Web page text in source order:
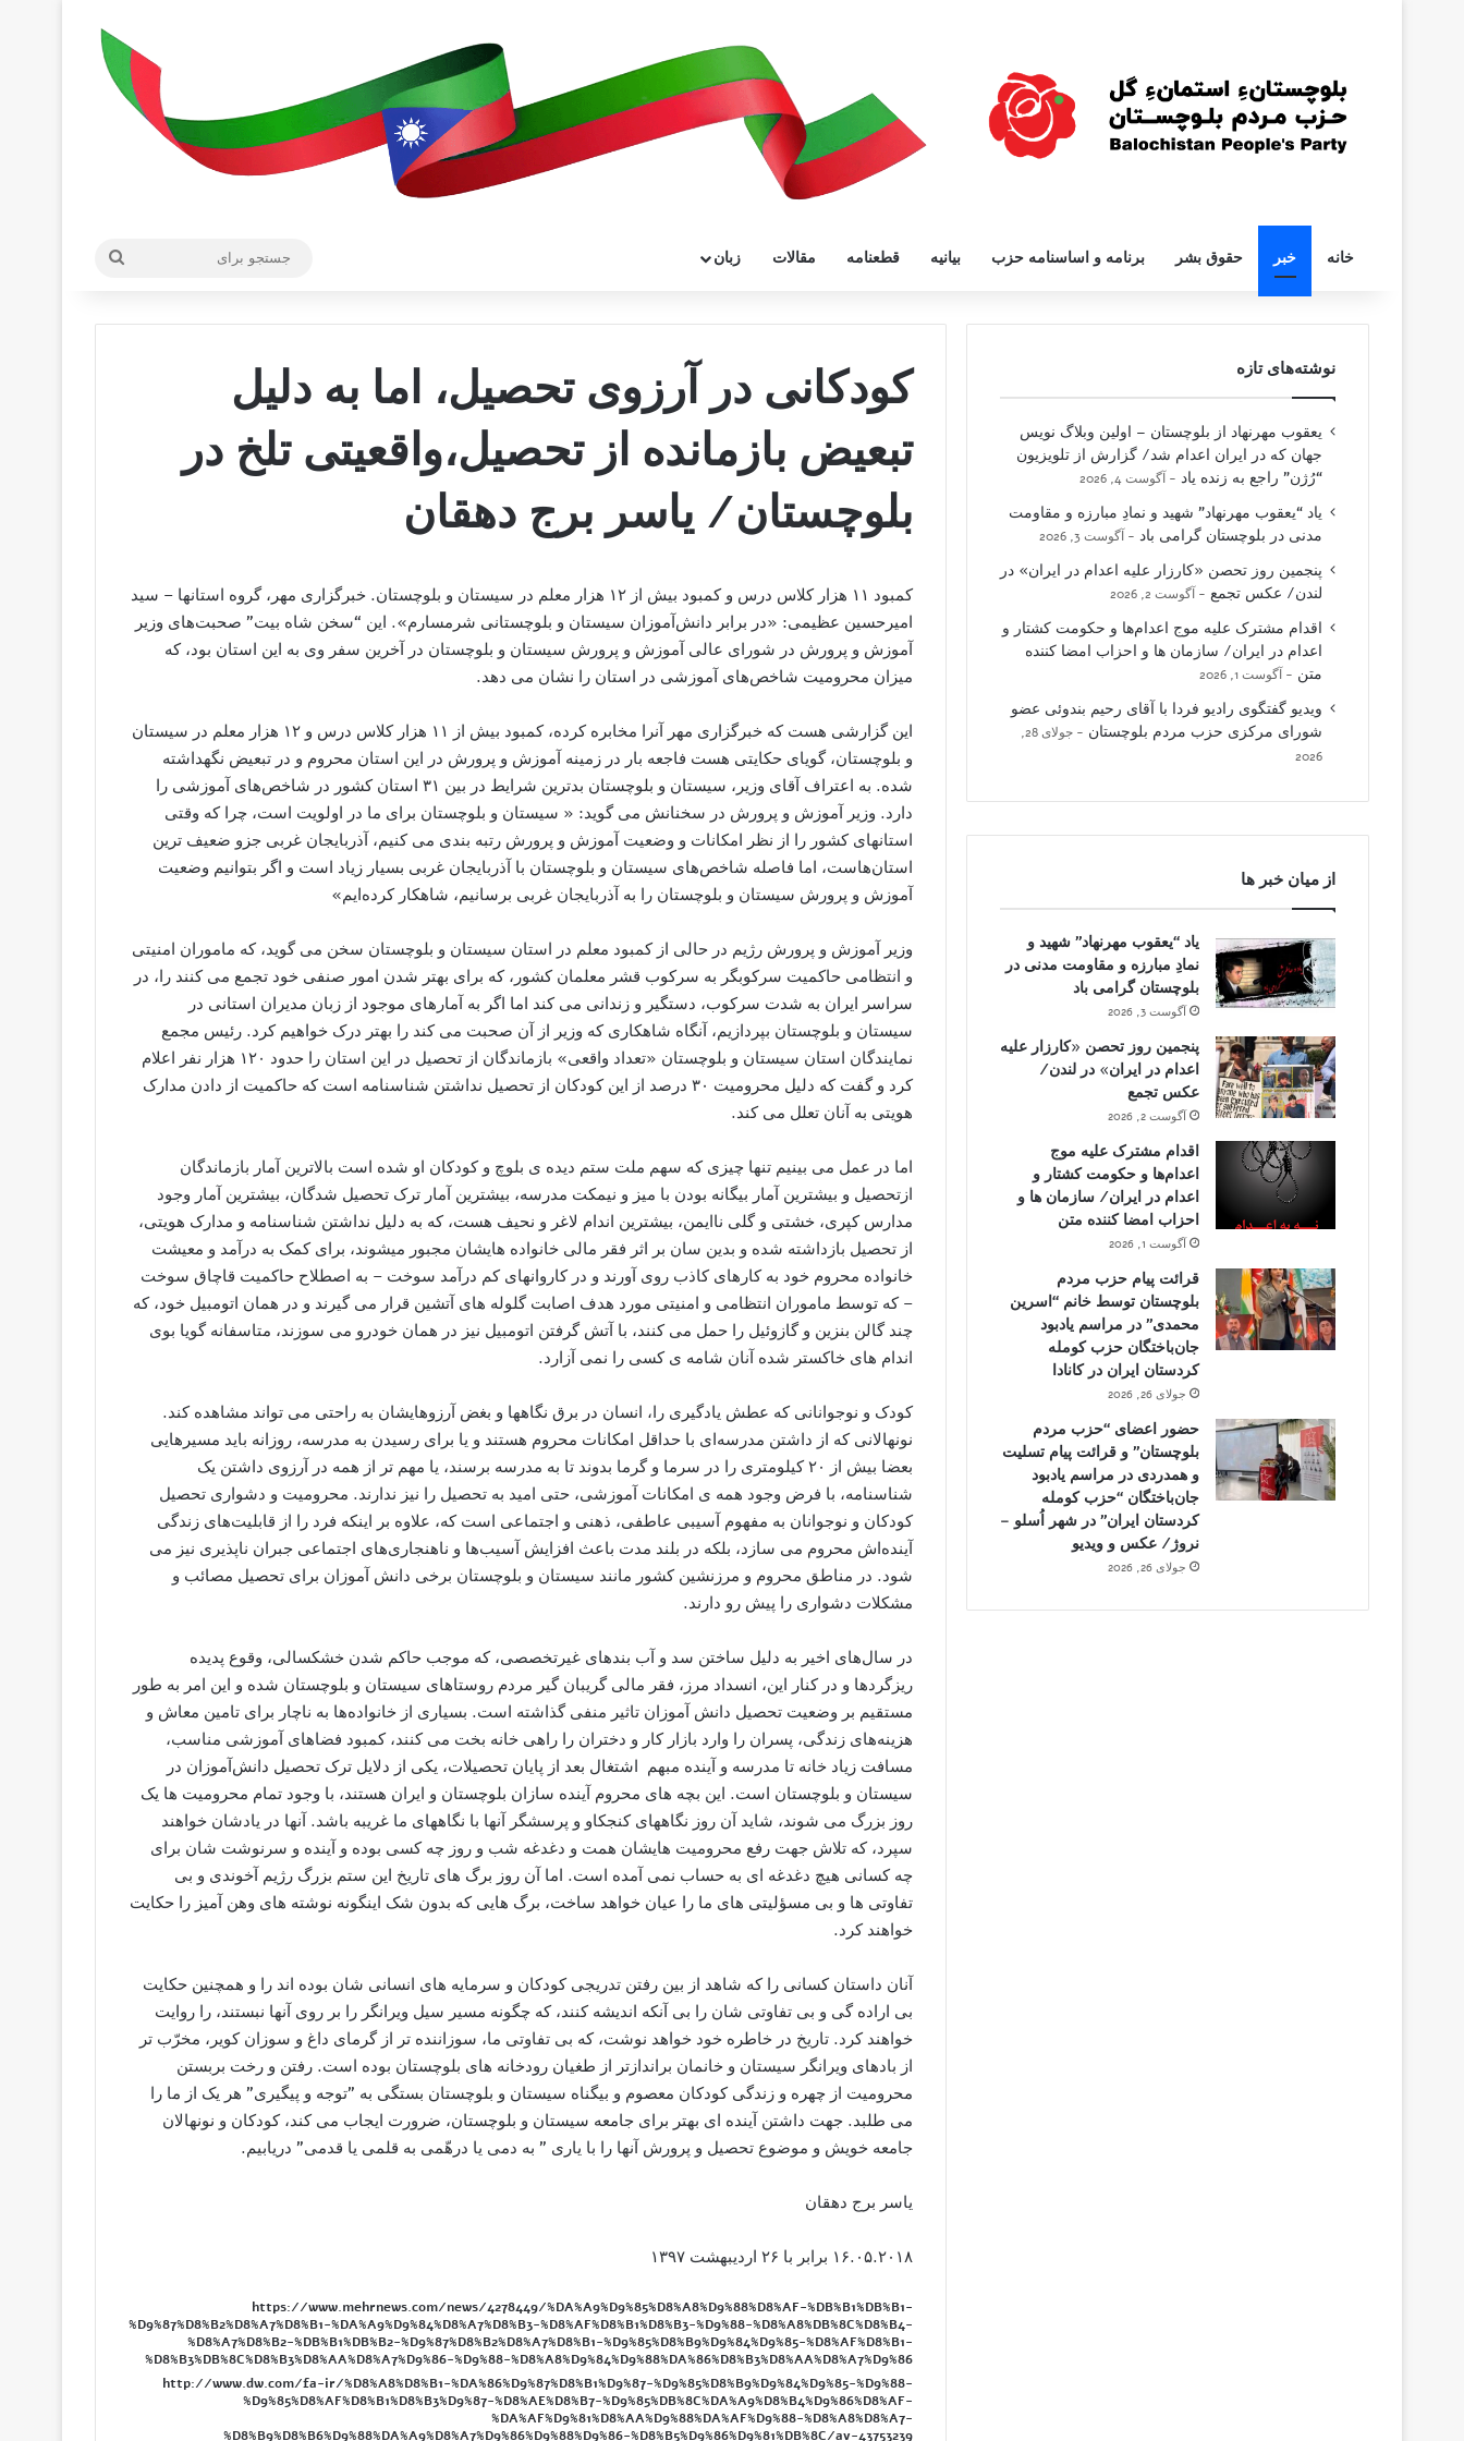
خانه خبر حقوق بشر برنامه و اساسنامه حزب بیانیه قطعنامه مقالات زبان
کودکانی در آرزوی تحصیل، اما به دلیل
تبعیض بازمانده از تحصیل،واقعیتی تلخ در
بلوچستان/ یاسر برج دهقان
کمبود ۱۱ هزار کلاس درس و کمبود بیش از ۱۲ هزار معلم در سیستان و بلوچستان. خبرگزاری مهر، گروه استانها – سید
امیرحسین عظیمی: «در برابر دانش‌آموزان سیستان و بلوچستانی شرمسارم». این “سخن شاه‌ بیت” صحبت‌های وزیر
آموزش ‌و پرورش در شورای عالی آموزش‌ و پرورش سیستان و بلوچستان در آخرین سفر وی به این استان بود، که
میزان محرومیت شاخص‌های آموزشی در استان را نشان می ‌دهد.
این گزارشی هست که خبرگزاری مهر آنرا مخابره کرده، کمبود بیش از ۱۱ هزار کلاس درس و ۱۲ هزار معلم در سیستان
و بلوچستان، گویای حکایتی هست فاجعه بار در زمینه آموزش و پرورش در این استان محروم و در تبعیض نگهداشته
شده. به اعتراف آقای وزیر، سیستان و بلوچستان بدترین شرایط در بین ۳۱ استان کشور در شاخص‌های آموزشی را
دارد. وزیر آموزش ‌و پرورش در سخنانش می ‌گوید: « سیستان و بلوچستان برای ما در اولویت است، چرا که وقتی
استانهای کشور را از نظر امکانات و وضعیت آموزش و پرورش رتبه‌ بندی می ‌کنیم، آذربایجان غربی جزو ضعیف‌ ترین
استان‌هاست، اما فاصله شاخص‌های سیستان و بلوچستان با آذربایجان غربی بسیار زیاد است و اگر بتوانیم وضعیت
آموزش ‌و پرورش سیستان و بلوچستان را به آذربایجان غربی برسانیم، شاهکار کرده‌ایم»
وزیر آموزش و پرورش رژیم در حالی از کمبود معلم در استان سیستان و بلوچستان سخن می گوید، که ماموران امنیتی
و انتظامی حاکمیت سرکوبگر به سرکوب قشر معلمان کشور، که برای بهتر شدن امور صنفی خود تجمع می کنند را، در
سراسر ایران به شدت سرکوب، دستگیر و زندانی می کند اما اگر به آمارهای موجود از زبان مدیران استانی در
سیستان و بلوچستان بپردازیم، آنگاه شاهکاری که وزیر از آن صحبت می ‌کند را بهتر درک خواهیم کرد. رئیس مجمع
نمایندگان استان سیستان و بلوچستان «تعداد واقعی» بازماندگان از تحصیل در این استان را حدود ۱۲۰ هزار نفر اعلام
کرد و گفت که دلیل محرومیت ۳۰ درصد از این کودکان از تحصیل نداشتن شناسنامه است که حاکمیت از دادن مدارک
هویتی به آنان تعلل می کند.
اما در عمل می بینیم تنها چیزی که سهم ملت ستم دیده ی بلوچ و کودکان او شده است بالاترین آمار بازماندگان
ازتحصیل و بیشترین آمار بیگانه بودن با میز و نیمکت مدرسه، بیشترین آمار ترک تحصیل شدگان، بیشترین آمار وجود
مدارس کپری، خشتی و گلی ناایمن، بیشترین اندام لاغر و نحیف هست، که به دلیل نداشتن شناسنامه و مدارک هویتی،
از تحصیل بازداشته شده و بدین سان بر اثر فقر مالی خانواده هایشان مجبور میشوند، برای کمک به درآمد و معیشت
خانواده محروم خود به کارهای کاذب روی آورند و در کاروانهای کم درآمد سوخت – به اصطلاح حاکمیت قاچاق سوخت
– که توسط ماموران انتظامی و امنیتی مورد هدف اصابت گلوله های آتشین قرار می گیرند و در همان اتومبیل خود، که
چند گالن بنزین و گازوئیل را حمل می کنند، با آتش گرفتن اتومبیل نیز در همان خودرو می سوزند، متاسفانه گویا بوی
اندام های خاکستر شده آنان شامه ی کسی را نمی آزارد.
کودک و نوجوانانی که عطش یادگیری را، انسان در برق نگاهها و بغض آرزوهایشان به راحتی می‌ تواند مشاهده کند.
نونهالانی که از داشتن مدرسه‌ای با حداقل امکانات محروم هستند و یا برای رسیدن به مدرسه، روزانه باید مسیرهایی
بعضا بیش از ۲۰ کیلومتری را در سرما و گرما بدوند تا به مدرسه برسند، یا مهم تر از همه در آرزوی داشتن یک
شناسنامه، با فرض وجود همه ی امکانات آموزشی، حتی امید به تحصیل را نیز ندارند. محرومیت و دشواری تحصیل
کودکان و نوجوانان به مفهوم آسیبی عاطفی، ذهنی و اجتماعی است که، علاوه بر اینکه فرد را از قابلیت‌های زندگی
آینده‌اش محروم می‌ سازد، بلکه در بلند مدت باعث افزایش آسیب‌ها و ناهنجاری‌های اجتماعی جبران ناپذیری نیز می
شود. در مناطق محروم و مرزنشین کشور مانند سیستان و بلوچستان برخی دانش آموزان برای تحصیل مصائب و
مشکلات دشواری را پیش رو دارند.
در سال‌های اخیر به دلیل ساختن سد و آب بندهای غیرتخصصی، که موجب حاکم شدن خشکسالی، وقوع پدیده
ریزگردها و در کنار این، انسداد مرز، فقر مالی گریبان ‌گیر مردم روستاهای سیستان و بلوچستان شده و این امر به ‌طور
مستقیم بر وضعیت تحصیل دانش آموزان تاثیر منفی گذاشته است. بسیاری از خانواده‌ها به ناچار برای تامین معاش و
هزینه‌های زندگی، پسران را وارد بازار کار و دختران را راهی خانه بخت می ‌کنند، کمبود فضاهای آموزشی مناسب،
مسافت زیاد خانه تا مدرسه و آینده مبهم اشتغال بعد از پایان تحصیلات، یکی از دلایل ترک تحصیل دانش‌آموزان در
سیستان و بلوچستان است. این بچه های محروم آینده سازان بلوچستان و ایران هستند، با وجود تمام محرومیت ها یک
روز بزرگ می شوند، شاید آن روز نگاههای کنجکاو و پرسشگر آنها با نگاههای ما غریبه باشد. آنها در یادشان خواهند
سپرد، که تلاش جهت رفع محرومیت هایشان همت و دغدغه شب و روز چه کسی بوده و آینده و سرنوشت شان برای
چه کسانی هیچ دغدغه ای به حساب نمی آمده است. اما آن روز برگ های تاریخ این ستم بزرگ رژیم آخوندی و بی
تفاوتی ها و بی مسؤلیتی های ما را عیان خواهد ساخت، برگ هایی که بدون شک اینگونه نوشته های وهن آمیز را حکایت
خواهند کرد.
آنان داستان کسانی را که شاهد از بین رفتن تدریجی کودکان و سرمایه های انسانی شان بوده اند را و همچنین حکایت
بی اراده گی و بی تفاوتی شان را بی آنکه اندیشه کنند، که چگونه مسیر سیل ویرانگر را بر روی آنها نبستند، را روایت
خواهند کرد. تاریخ در خاطره خود خواهد نوشت، که بی تفاوتی ما، سوزاننده تر از گرمای داغ و سوزان کویر، مخرّب تر
از بادهای ویرانگر سیستان و خانمان براندازتر از طغیان رودخانه های بلوچستان بوده است. رفتن و رخت بربستن
محرومیت از چهره و زندگی کودکان معصوم و بیگناه سیستان و بلوچستان بستگی به ”توجه و پیگیری” هر یک از ما را
می طلبد. جهت داشتن آینده ای بهتر برای جامعه سیستان و بلوچستان، ضرورت ایجاب می کند، کودکان و نونهالان
جامعه خویش و موضوع تحصیل و پرورش آنها را با یاری ” به دمی یا درهّمی به قلمی یا قدمی” دریابیم.
یاسر برج دهقان
۱۶.۰۵.۲۰۱۸ برابر با ۲۶ اردیبهشت ۱۳۹۷
https://www.mehrnews.com/news/4278449/%DA%A9%D9%85%D8%A8%D9%88%D8%AF-%DB%B1%DB%B1-
%D9%87%D8%B2%D8%A7%D8%B1-%DA%A9%D9%84%D8%A7%D8%B3-%D8%AF%D8%B1%D8%B3-%D9%88-%D8%A8%DB%8C%D8%B4-
%D8%A7%D8%B2-%DB%B1%DB%B2-%D9%87%D8%B2%D8%A7%D8%B1-%D9%85%D8%B9%D9%84%D9%85-%D8%AF%D8%B1-
%D8%B3%DB%8C%D8%B3%D8%AA%D8%A7%D9%86-%D9%88-%D8%A8%D9%84%D9%88%DA%86%D8%B3%D8%AA%D8%A7%D9%86
http://www.dw.com/fa-ir/%D8%A8%D8%B1-%DA%86%D9%87%D8%B1%D9%87-%D9%85%D8%B9%D9%84%D9%85-%D9%88-
%D9%85%D8%AF%D8%B1%D8%B3%D9%87-%D8%AE%D8%B7-%D9%85%DB%8C%DA%A9%D8%B4%D9%86%D8%AF-
%DA%AF%D9%81%D8%AA%D9%88%DA%AF%D9%88-%D8%A8%D8%A7-
%D8%B9%D8%B6%D9%88%DA%A9%D8%A7%D9%86%D9%88%D9%86-%D8%B5%D9%86%D9%81%DB%8C/av-43753239
نوشته‌های تازه
یعقوب مهرنهاد از بلوچستان – اولین وبلاگ نویس
جهان که در ایران اعدام شد/ گزارش از تلویزیون
“رُژن” راجع به زنده یاد
آگوست 4, 2026
یاد “یعقوب مهرنهاد” شهید و نمادِ مبارزه و مقاومت
مدنی در بلوچستان گرامی باد
آگوست 3, 2026
پنجمین روز تحصن «کارزار علیه اعدام در ایران» در
لندن/ عکس تجمع
آگوست 2, 2026
اقدام مشترک علیه موج اعدام‌ها و حکومت کشتار و
اعدام در ایران/ سازمان ها و احزاب امضا کننده
متن
آگوست 1, 2026
ویدیو گفتگوی رادیو فردا با آقای رحیم بندوئی عضو
شورای مرکزی حزب مردم بلوچستان
جولای 28,
2026
از میان خبر ها
یاد “یعقوب مهرنهاد” شهید و
نمادِ مبارزه و مقاومت مدنی در
بلوچستان گرامی باد
آگوست 3, 2026
پنجمین روز تحصن «کارزار علیه
اعدام در ایران» در لندن/
عکس تجمع
آگوست 2, 2026
اقدام مشترک علیه موج
اعدام‌ها و حکومت کشتار و
اعدام در ایران/ سازمان ها و
احزاب امضا کننده متن
آگوست 1, 2026
قرائت پیام حزب مردم
بلوچستان توسط خانم “اسرین
محمدی” در مراسم یادبود
جان‌باختگان حزب کومله
کردستان ایران در کانادا
جولای 26, 2026
حضور اعضای “حزب مردم
بلوچستان” و قرائت پیام تسلیت
و همدردی در مراسم یادبود
جان‌باختگان “حزب کومله
کردستان ایران” در شهر اُسلو –
نروژ/ عکس و ویدیو
جولای 26, 2026